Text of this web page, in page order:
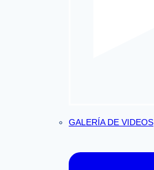
GALERÍA DE VIDEOS